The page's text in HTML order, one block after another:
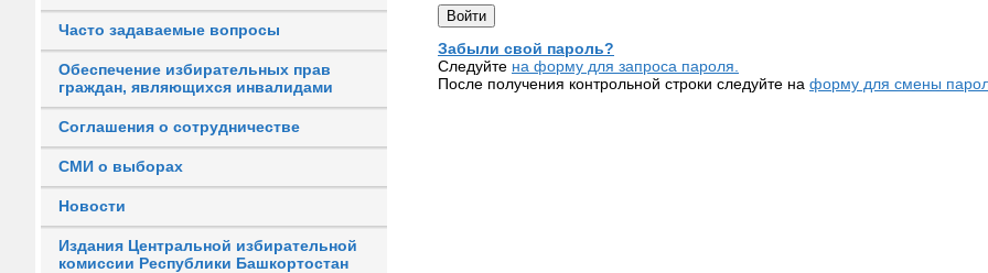
Часто задаваемые вопросы
Обеспечение избирательных прав
граждан, являющихся инвалидами
Соглашения о сотрудничестве
СМИ о выборах
Новости
Издания Центральной избирательной
комиссии Республики Башкортостан
Забыли свой пароль?
Следуйте на форму для запроса пароля.
После получения контрольной строки следуйте на форму для смены